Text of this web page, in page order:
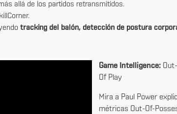
allá de los partidos retransmitidos.
tracking del balón, detección de postura
Game Intelligence:
Of Play
Mira a Paul Power
métricas Out-Of-